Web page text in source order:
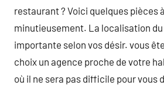
restaurant ? Voici quelques pièces
minutieusement. La localisation
importante selon vos désir. vous
choix un agence proche de votre
où il ne sera pas difficile pour vous